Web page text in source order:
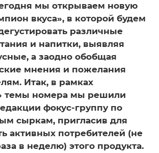
мы открываем новую
вкуса», в которой будем
различные
и напитки, выявляя
а заодно обобщая
мнения и пожелания
Итак, в рамках
темы номера мы решили
фокус-группу по
сыркам, пригласив для
активных потребителей (не
в неделю) этого продукта.